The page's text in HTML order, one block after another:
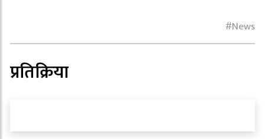
News
प्रतिक्रिया